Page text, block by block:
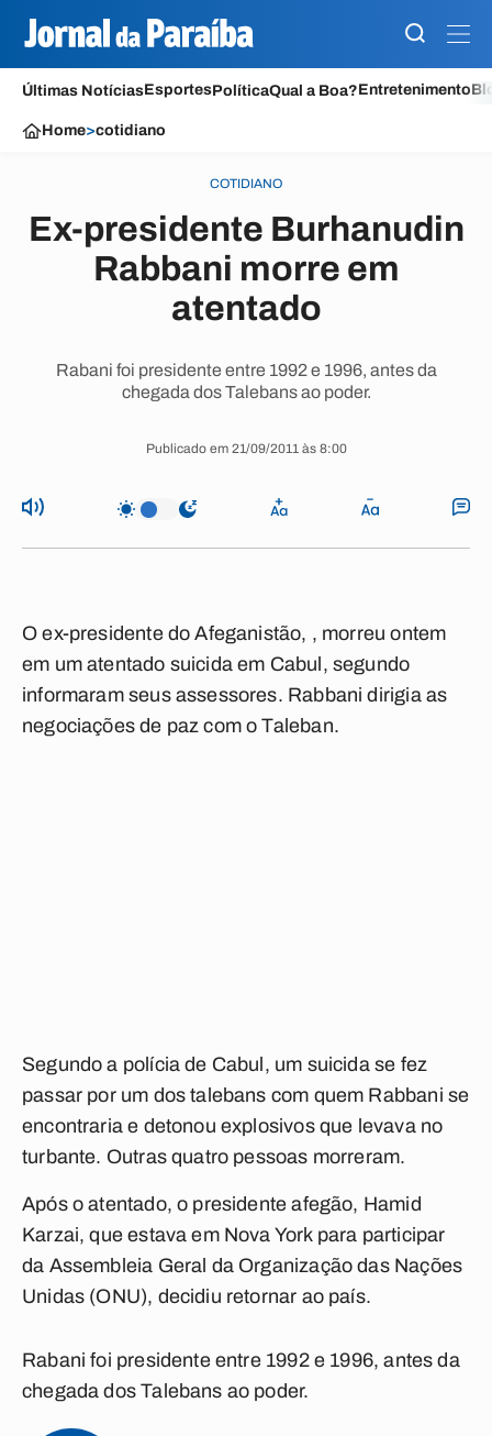
Últimas NotíciasEsportesPolíticaQual a Boa?Entretenimento
Home>cotidiano
COTIDIANO
Ex-presidente Burhanudin
Rabbani morre em
atentado
Rabani foi presidente entre 1992 e 1996, antes da
chegada dos Talebans ao poder.
Publicado em 21/09/2011 às 8:00
O ex-presidente do Afeganistão, , morreu ontem
em um atentado suicida em Cabul, segundo
informaram seus assessores. Rabbani dirigia as
negociações de paz com o Taleban.
Segundo a polícia de Cabul, um suicida se fez
passar por um dos talebans com quem Rabbani se
encontraria e detonou explosivos que levava no
turbante. Outras quatro pessoas morreram.
Após o atentado, o presidente afegão, Hamid
Karzai, que estava em Nova York para participar
da Assembleia Geral da Organização das Nações
Unidas (ONU), decidiu retornar ao país.
Rabani foi presidente entre 1992 e 1996, antes da
chegada dos Talebans ao poder.